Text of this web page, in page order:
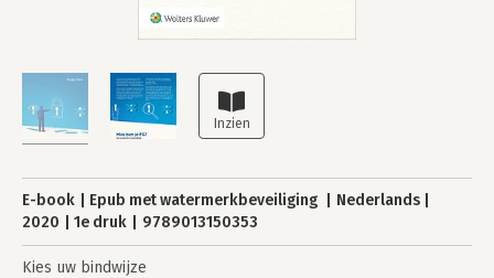
E-book Epub met watermerkbeveiliging
Nederlands
2020
1e druk 9789013150353
Kies uw bindwijze